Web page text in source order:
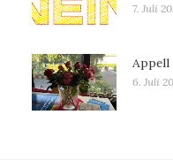
7. Juli
Appell
6. Juli